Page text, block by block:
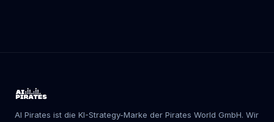
AI Pirates ist die KI-Strategy-Marke der Pirates World GmbH. Wir